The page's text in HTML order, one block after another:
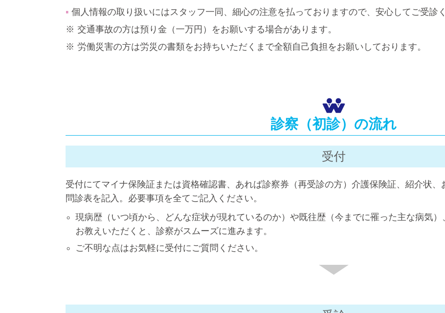
個人情報の取り扱いにはスタッフ一同、細心の注意を払っておりますので、安心してご受診く
交通事故の方は預り金（一万円）をお願いする場合があります。
労働災害の方は労災の書類をお持ちいただくまで全額自己負担をお願いしております。
診察（初診）の流れ
受付
受付にてマイナ保険証または資格確認書、あれば診察券（再受診の方）介護保険証、紹介状、
問診表を記入。必要事項を全てご記入ください。
現病歴（いつ頃から、どんな症状が現れているのか）や既往歴（今までに罹った主な病気
お教えいただくと、診察がスムーズに進みます。
ご不明な点はお気軽に受付にご質問ください。